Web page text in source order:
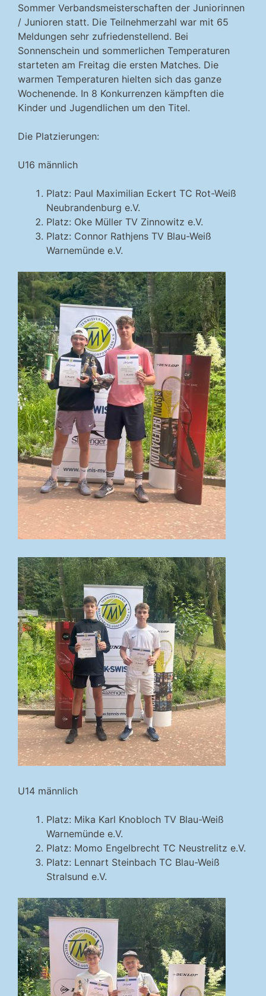
Sommer Verbandsmeisterschaften der Juniorinnen
/ Junioren statt. Die Teilnehmerzahl war mit 65
Meldungen sehr zufriedenstellend. Bei
Sonnenschein und sommerlichen Temperaturen
starteten am Freitag die ersten Matches. Die
warmen Temperaturen hielten sich das ganze
Wochenende. In 8 Konkurrenzen kämpften die
Kinder und Jugendlichen um den Titel.
Die Platzierungen:
U16 männlich
Platz: Paul Maximilian Eckert TC Rot-Weiß
Neubrandenburg e.V.
Platz: Oke Müller TV Zinnowitz e.V.
Platz: Connor Rathjens TV Blau-Weiß
Warnemünde e.V.
U14 männlich
Platz: Mika Karl Knobloch TV Blau-Weiß
Warnemünde e.V.
Platz: Momo Engelbrecht TC Neustrelitz e.V.
Platz: Lennart Steinbach TC Blau-Weiß
Stralsund e.V.